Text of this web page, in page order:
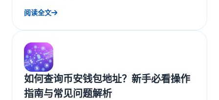
阅读全文
如何查询币安钱包地址？新手必看操作
指南与常见问题解析